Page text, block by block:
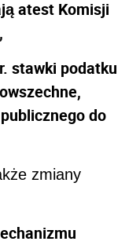
atest Komisji
stawki podatku
do
zmiany